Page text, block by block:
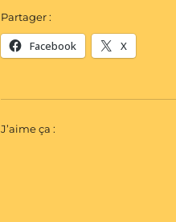
Partager :
Facebook X
J’aime ça :